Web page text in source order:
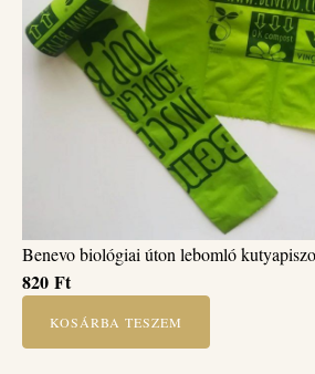
Benevo biológiai úton lebomló
820 Ft
KOSÁRBA TESZEM